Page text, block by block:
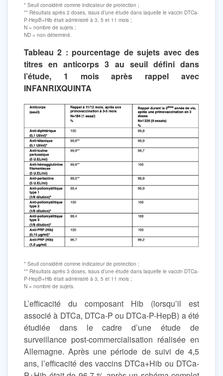
* Seuil considéré comme indicateur de protection ;
** Résultats après 2 doses, issus d’une étude dans laquelle le vaccin DTCa-
P-HepB+Hib était administré à 3, 5 et 11 mois ;
N = nombre de sujets ;
ND = non déterminé.
Tableau 2 : pourcentage de sujets avec des
titres en anticorps 3 au seuil défini dans
l’étude, 1 mois après rappel avec
INFANRIXQUINTA
* Seuil considéré comme indicateur de protection ;
** Résultats après 3 doses, issus d’une étude dans laquelle le vaccin DTCa-
P-HepB+Hib était administré à 3, 5 et 11 mois ;
N = nombre de sujets.
L’efficacité du composant Hib (lorsqu’il est
associé à DTCa, DTCa-P ou DTCa-P-HepB) a été
étudiée dans le cadre d’une étude de
surveillance post-commercialisation réalisée en
Allemagne. Après une période de suivi de 4,5
ans, l’efficacité des vaccins DTCa+Hib ou DTCa-